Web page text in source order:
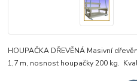
HOUPAČKA DŘEVĚNÁ Masivní
1,7 m, nosnost houpačky 200 kg.